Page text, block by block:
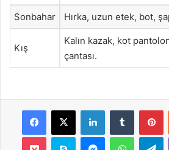
Sonbahar Hırka, uzun etek, bot,
Kış
Kalın kazak, kot
çantası.
Facebook
X LinkedInTumblr
Pocket Skype Messenger